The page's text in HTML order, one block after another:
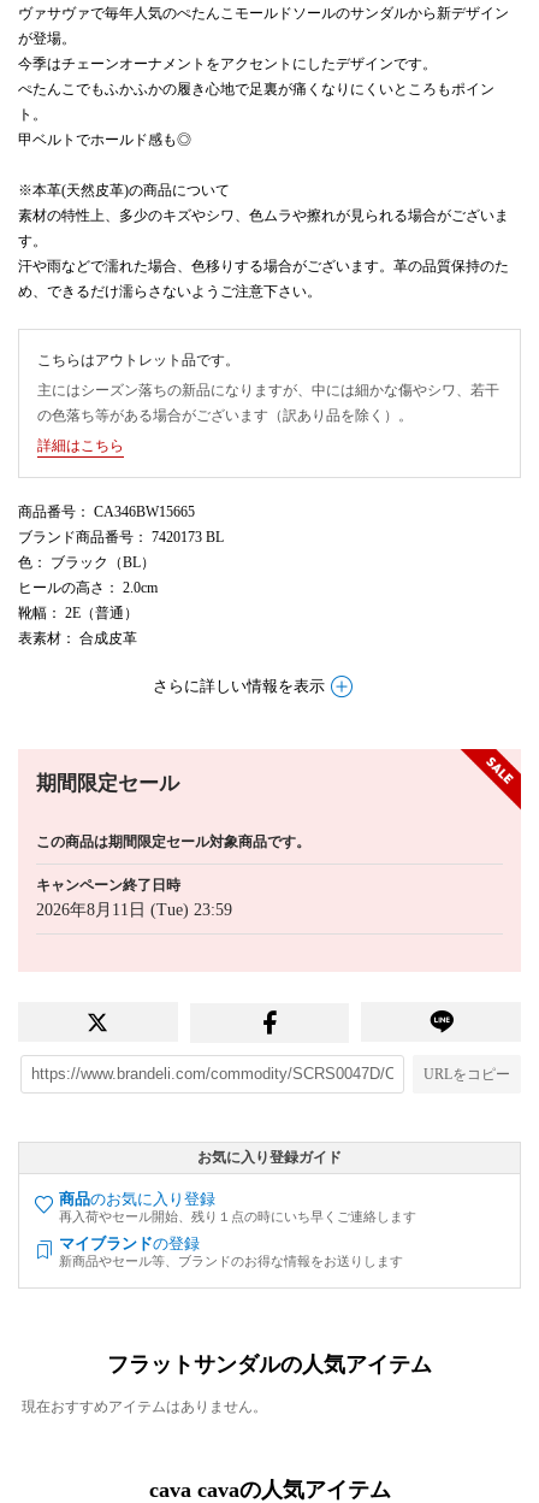
ヴァサヴァで毎年人気のぺたんこモールドソールのサンダルから新デザイン
が登場。
今季はチェーンオーナメントをアクセントにしたデザインです。
ぺたんこでもふかふかの履き心地で足裏が痛くなりにくいところもポイン
ト。
甲ベルトでホールド感も◎
※本革(天然皮革)の商品について
素材の特性上、多少のキズやシワ、色ムラや擦れが見られる場合がございま
す。
汗や雨などで濡れた場合、色移りする場合がございます。革の品質保持のた
め、できるだけ濡らさないようご注意下さい。
こちらはアウトレット品です。
主にはシーズン落ちの新品になりますが、中には細かな傷やシワ、若干
の色落ち等がある場合がございます（訳あり品を除く）。
詳細はこちら
商品番号 ： CA346BW15665
ブランド商品番号 ： 7420173 BL
色 ： ブラック（BL）
ヒールの高さ ： 2.0cm
靴幅 ： 2E（普通）
表素材 ： 合成皮革
さらに詳しい情報を表示
期間限定セール
この商品は期間限定セール対象商品です。
キャンペーン終了日時
2026年8月11日 (Tue) 23:59
URLをコピー
お気に入り登録ガイド
商品のお気に入り登録
再入荷やセール開始、残り１点の時にいち早くご連絡します
マイブランドの登録
新商品やセール等、ブランドのお得な情報をお送りします
フラットサンダルの人気アイテム
現在おすすめアイテムはありません。
cava cavaの人気アイテム